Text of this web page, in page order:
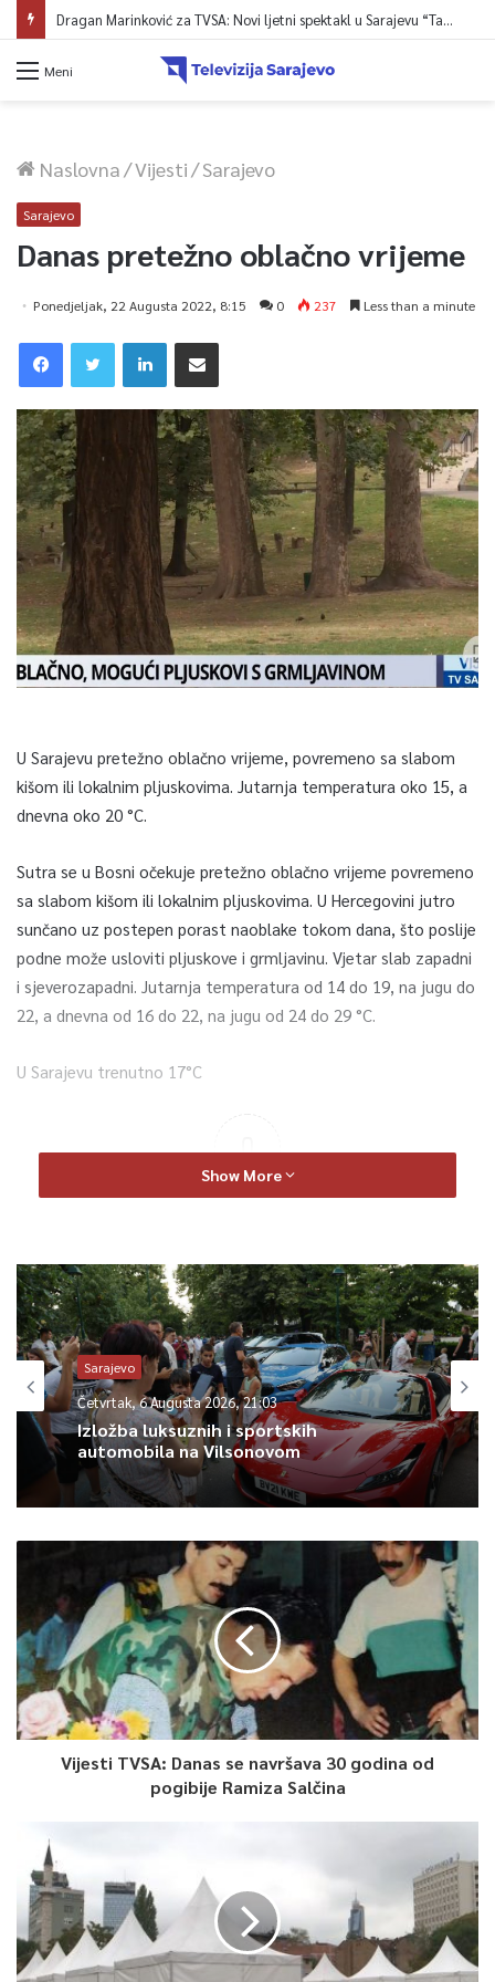
Dragan Marinković za TVSA: Novi ljetni spektakl u Sarajevu “Tabia at Night”
Meni
Naslovna/Vijesti/Sarajevo
Sarajevo
Danas pretežno oblačno vrijeme
Ponedjeljak, 22 Augusta 2022, 8:15 0 237 Less than a minute
U Sarajevu pretežno oblačno vrijeme, povremeno sa slabom
kišom ili lokalnim pljuskovima. Jutarnja temperatura oko 15, a
dnevna oko 20 °C.
Sutra se u Bosni očekuje pretežno oblačno vrijeme povremeno
sa slabom kišom ili lokalnim pljuskovima. U Hercegovini jutro
sunčano uz postepen porast naoblake tokom dana, što poslije
podne može usloviti pljuskove i grmljavinu. Vjetar slab zapadni
i sjeverozapadni. Jutarnja temperatura od 14 do 19, na jugu do
22, a dnevna od 16 do 22, na jugu od 24 do 29 °C.
U Sarajevu trenutno 17°C
0
Article Rating
Show More
Sarajevo
Četvrtak, 6 Augusta 2026, 21:03
Izložba luksuznih i sportskih
automobila na Vilsonovom
Vijesti TVSA: Danas se navršava 30 godina od
pogibije Ramiza Salčina